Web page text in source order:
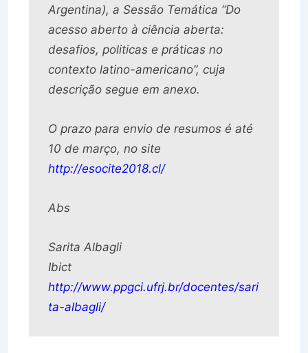
Argentina), a Sessão Temática “Do
acesso aberto à ciência aberta:
desafios, politicas e práticas no
contexto latino-americano”, cuja
descrição segue em anexo.
O prazo para envio de resumos é até
10 de março, no site
http://esocite2018.cl/
Abs
Sarita Albagli
Ibict
http://www.ppgci.ufrj.br/docentes/sari
ta-albagli/